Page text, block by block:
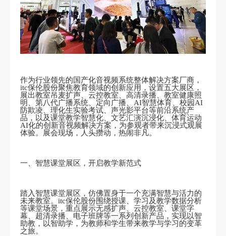
作为行业领先的国产化音视频系统整体解决方案厂商，
itc保伦股份聚焦教育领域的创新应用，设置五大展区，
展出教室吊麦扩声、云控教室、高清录播、教室健康照
明、第八代广播系统、定向广播、AI智慧体育、校园AI
防欺凌、理化生实验考试、声光影平台等前沿系统产
品，以及课堂教学智慧化、文艺汇演沉浸化、体育运动
AI化的创新音视频解决方案，为参观者带来沉浸式观展
体验。展会现场，人头攒动，热闹非凡。
一、智慧课堂展区，开启教学新范式
踏入智慧课堂展区，仿佛置身于一个充满智慧与活力的
未来教室。itc保伦股份围绕授课、学习及教学数据分析
等课堂场景，重点展示无感扩声、云控教室、课堂字
幕、超清录播、电子班牌等一系列创新产品，实现以智
助教，以智助学，为教师和学生带来教学与学习的变革
之旅。